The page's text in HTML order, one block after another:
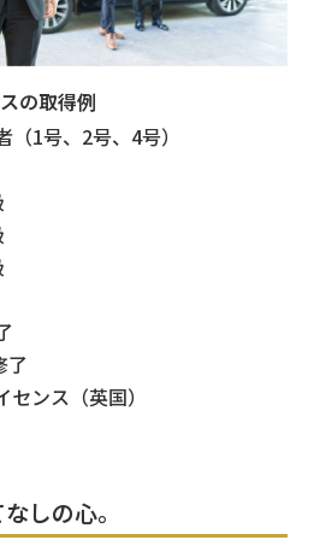
の取得例
（1号、2号、4号）
了
ンス（英国）
しの心。